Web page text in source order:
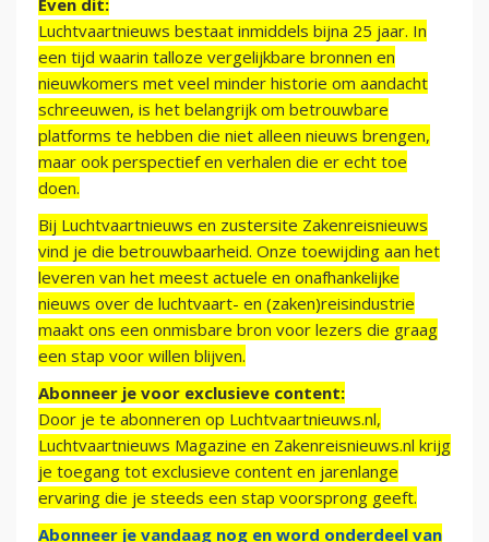
Even dit:
Luchtvaartnieuws bestaat inmiddels bijna 25 jaar. In
een tijd waarin talloze vergelijkbare bronnen en
nieuwkomers met veel minder historie om aandacht
schreeuwen, is het belangrijk om betrouwbare
platforms te hebben die niet alleen nieuws brengen,
maar ook perspectief en verhalen die er echt toe
doen.
Bij Luchtvaartnieuws en zustersite Zakenreisnieuws
vind je die betrouwbaarheid. Onze toewijding aan het
leveren van het meest actuele en onafhankelijke
nieuws over de luchtvaart- en (zaken)reisindustrie
maakt ons een onmisbare bron voor lezers die graag
een stap voor willen blijven.
Abonneer je voor exclusieve content:
Door je te abonneren op Luchtvaartnieuws.nl,
Luchtvaartnieuws Magazine en Zakenreisnieuws.nl krijg
je toegang tot exclusieve content en jarenlange
ervaring die je steeds een stap voorsprong geeft.
Abonneer je vandaag nog en word onderdeel van